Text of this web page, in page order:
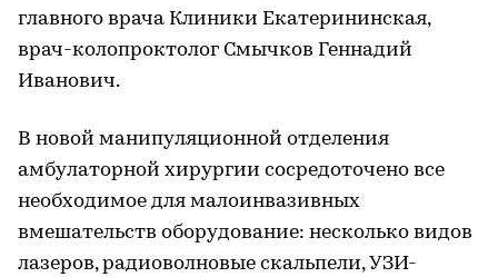
главного врача Клиники Екатерининская,
врач-колопроктолог Смычков Геннадий
Иванович.
В новой манипуляционной отделения
амбулаторной хирургии сосредоточено все
необходимое для малоинвазивных
вмешательств оборудование: несколько видов
лазеров, радиоволновые скальпели, УЗИ-